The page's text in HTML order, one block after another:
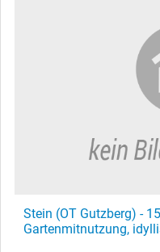
Stein (OT Gutzberg) -
Gartenmitnutzung,